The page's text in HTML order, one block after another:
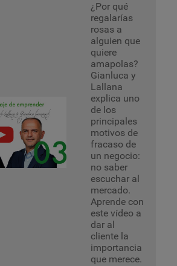
¿Por qué
regalarías
rosas a
alguien que
quiere
amapolas?
Gianluca y
Lallana
explica uno
de los
principales
motivos de
fracaso de
un negocio:
no saber
escuchar al
mercado.
Aprende con
este vídeo a
dar al
cliente la
importancia
que merece.